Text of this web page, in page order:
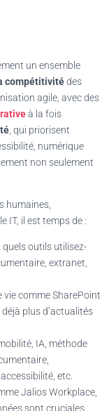
un ensemble
compétitivitédes
agile, avec des
à la fois
, qui priorisent
numérique
non seulement
humaines,
IT, il est temps de :
outils utilisez-
extranet,
vie comme SharePoint
plus d’actualités
IA, méthode
etc.
Jalios Workplace,
sont cruciales